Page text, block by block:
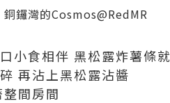
小食相伴 黑松露炸薯條
再沾上黑松露沾醬
間房間